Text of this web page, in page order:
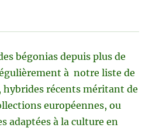
bégonias depuis plus de
à notre liste de
hybrides récents méritant de
européennes, ou
adaptées à la culture en